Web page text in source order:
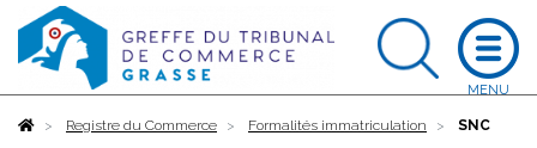
AccueilRegistre du Commerce Formalités immatriculation SNC